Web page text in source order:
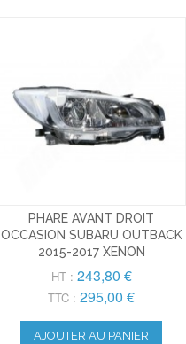
PHARE AVANT DROIT
OCCASION SUBARU OUTBACK
2015-2017 XENON
HT : 243,80 €
TTC : 295,00 €
AJOUTER AU PANIER